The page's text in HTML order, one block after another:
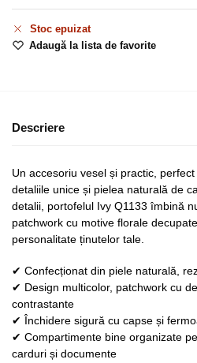
Stoc epuizat
Adaugă la lista de favorite
Descriere
Un accesoriu vesel și practic,
detaliile unice și pielea naturală de
detalii, portofelul Ivy Q1133 îmbină
patchwork cu motive florale
personalitate ținutelor tale.
✔ Confecționat din piele naturală,
✔ Design multicolor, patchwork cu
contrastante
✔ Închidere sigură cu capse și
✔ Compartimente bine organizate
carduri și documente